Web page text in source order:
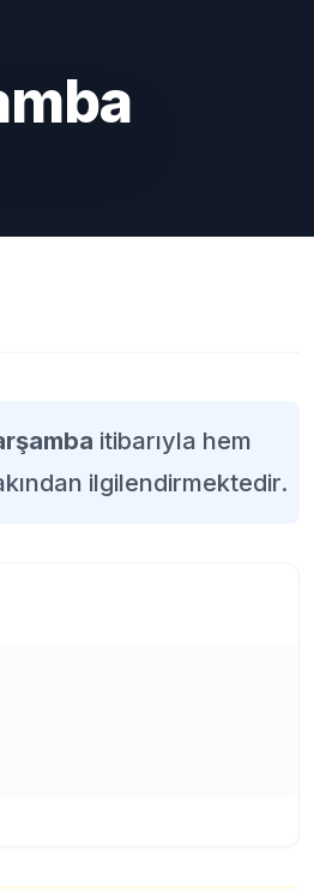
itibarıyla hem
ilgilendirmektedir.